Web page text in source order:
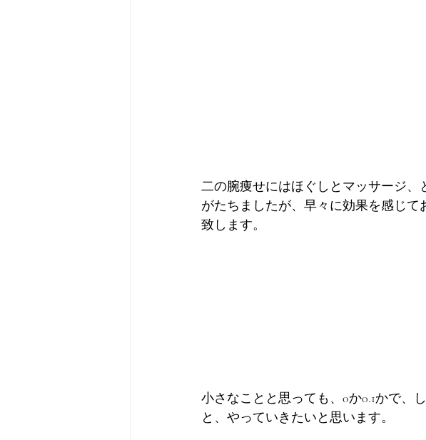
二の腕痩せにはほぐしとマッサージ、
がたちましたが、早々に効果を感じて
致します。
小さなことと思っても、0か0.1かで、
と、やっていきたいと思います。